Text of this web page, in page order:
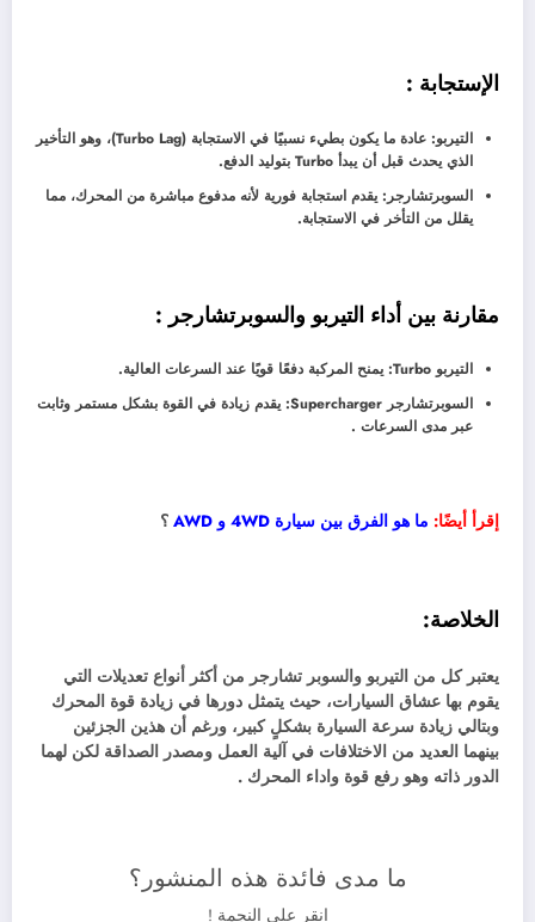
الإستجابة :
التيربو: عادة ما يكون بطيء نسبيًا في الاستجابة (Turbo Lag)، وهو التأخير
الذي يحدث قبل أن يبدأ Turbo بتوليد الدفع.
السوبرتشارجر: يقدم استجابة فورية لأنه مدفوع مباشرة من المحرك، مما
يقلل من التأخر في الاستجابة.
مقارنة بين أداء التيربو والسوبرتشارجر :
التيربو Turbo: يمنح المركبة دفعًا قويًا عند السرعات العالية.
السوبرتشارجر Supercharger: يقدم زيادة في القوة بشكل مستمر وثابت
عبر مدى السرعات .
إقرأ أيضًا: ما هو الفرق بين سيارة 4WD و AWD ؟
الخلاصة:
يعتبر كل من التيربو والسوبر تشارجر من أكثر أنواع تعديلات التي
يقوم بها عشاق السيارات، حيث يتمثل دورها في زيادة قوة المحرك
وبتالي زيادة سرعة السيارة بشكلٍ كبير، ورغم أن هذين الجزئين
بينهما العديد من الاختلافات في آلية العمل ومصدر الصداقة لكن لهما
الدور ذاته وهو رفع قوة واداء المحرك .
ما مدى فائدة هذه المنشور؟
انقر على النجمة !